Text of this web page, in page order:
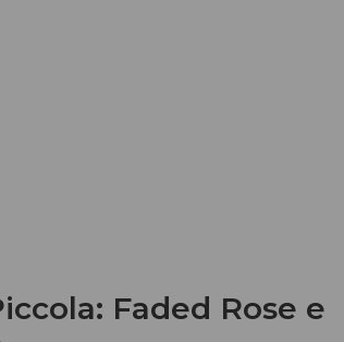
Faded Rose e